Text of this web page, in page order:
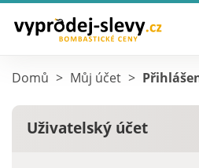
Domů > Můj účet >
Uživatelský účet